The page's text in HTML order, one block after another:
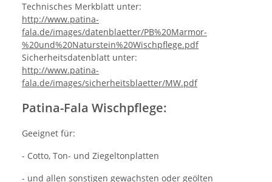
Technisches Merkblatt unter:
http://www.patina-
fala.de/images/datenblaetter/PB%20Marmor-
%20und%20Naturstein%20Wischpflege.pdf
Sicherheitsdatenblatt unter:
http://www.patina-
fala.de/images/sicherheitsblaetter/MW.pdf
Patina-Fala Wischpflege:
Geeignet für:
- Cotto, Ton- und Ziegeltonplatten
- und allen sonstigen gewachsten oder geölten